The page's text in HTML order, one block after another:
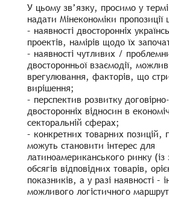
У цьому зв’язку, просимо у
надати Мінекономіки
– наявності двосторонніх
проектів, намірів щодо їх
– наявності чутливих /
двосторонньої взаємодії,
врегулювання, факторів, що
вирішення;
– перспектив розвитку
двосторонніх відносин в
секторальній сферах;
– конкретних товарних позицій,
можуть становити інтерес для
латиноамериканського ринку (із
обсягів відповідних товарів,
показників, а у разі наявності
можливого логістичного